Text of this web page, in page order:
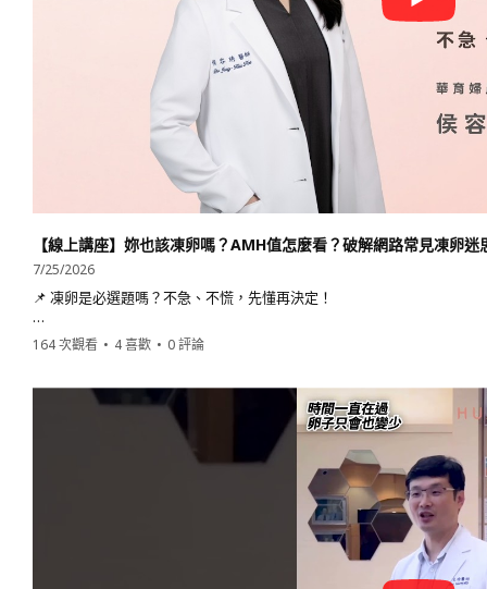
【線上講座】妳也該凍卵嗎？AMH值怎麼看？破解網路常見凍卵
7/25/2026
📌 凍卵是必選題嗎？不急、不慌，先懂再決定！
在社群上看到許多凍卵心得分享，妳是不是也曾閃過一個念頭：
「凍卵年齡有極限嗎？我是不是也該幫未來的自己留個後路？」
面對網路上五花八門、甚至互相矛盾的凍卵流程與 AMH 值解讀，是不是
迷惘的妳，其實不孤單！這是一場不綁定絕對答案的凍卵講座，我們將
🩺 聽懂身體的聲音： 深入淺出了解卵巢功能、卵子庫存量與凍卵黃金年
🔬 打破常見誤區： 用科學數據拆解凍卵副作用、成功率等常見疑問。
🗓️ 全方位專屬規劃： 不盲目跟風，依據個人生涯規劃找到最適合自己的
164 次觀看 • 4 喜歡 • 0 評論